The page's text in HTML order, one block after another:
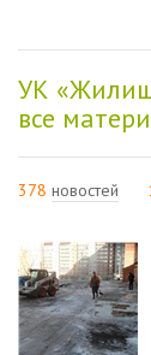
УК
все
378 новостей